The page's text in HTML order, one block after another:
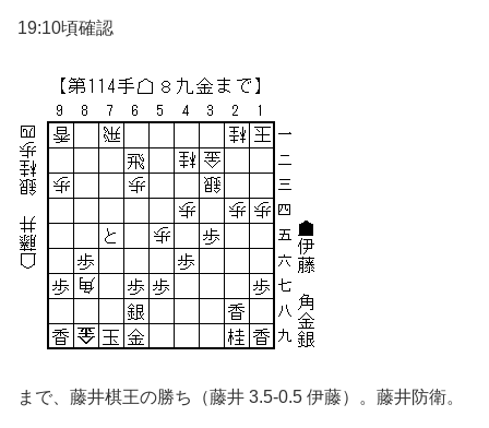
19:10頃確認
まで、藤井棋王の勝ち（藤井 3.5-0.5 伊藤）。藤井防衛。